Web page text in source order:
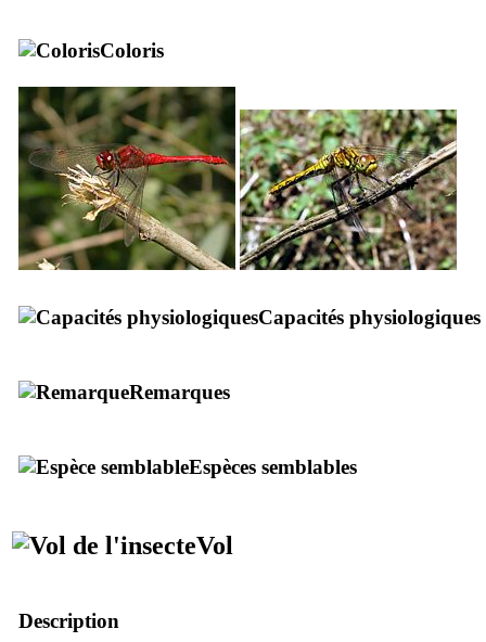
Coloris
Capacités physiologiques
Remarques
Espèces semblables
Vol
Description